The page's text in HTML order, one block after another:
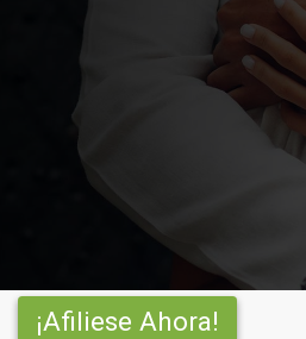
¡Afiliese Ahora!